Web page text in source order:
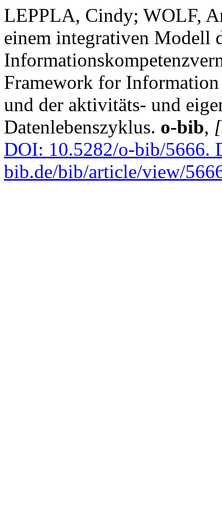
LEPPLA, Cindy; WOLF,
einem integrativen Modell
Framework for
und der aktivitäts- und
Datenlebenszyklus. o-bib,
DOI: 10.5282/o-bib/5666.
bib.de/bib/article/view/